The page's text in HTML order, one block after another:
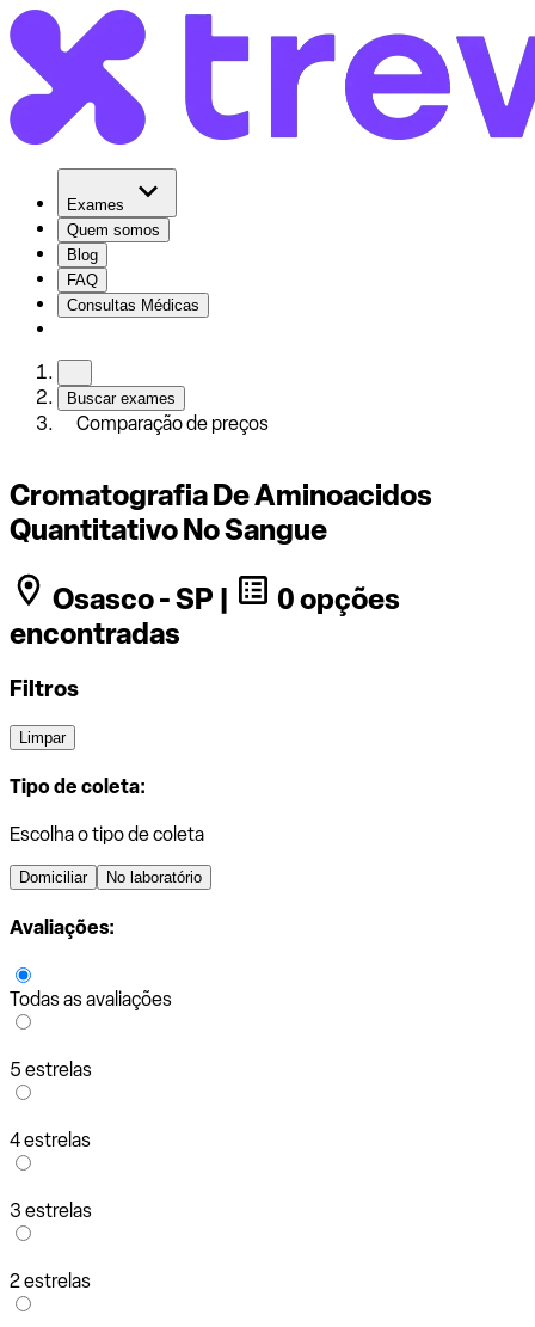
Exames
Quem somos
Blog
FAQ
Consultas Médicas
Buscar exames
Comparação de preços
Cromatografia De Aminoacidos
Quantitativo No Sangue
Osasco - SP |
0 opções
encontradas
Filtros
Limpar
Tipo de coleta:
Escolha o tipo de coleta
Domiciliar No laboratório
Avaliações:
Todas as avaliações
5 estrelas
4 estrelas
3 estrelas
2 estrelas